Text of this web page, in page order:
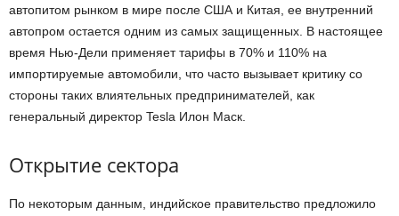
автопитом рынком в мире после США и Китая, ее внутренний
автопром остается одним из самых защищенных. В настоящее
время Нью-Дели применяет тарифы в 70% и 110% на
импортируемые автомобили, что часто вызывает критику со
стороны таких влиятельных предпринимателей, как
генеральный директор Tesla Илон Маск.
Открытие сектора
По некоторым данным, индийское правительство предложило